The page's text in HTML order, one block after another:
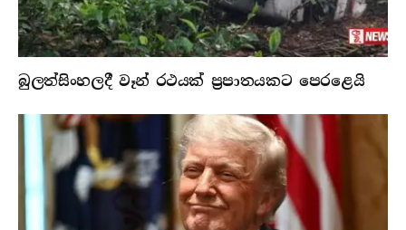
බුලත්සිංහලදී වෑන් රථයක් ප්‍රපාතයකට පෙරළෙයි